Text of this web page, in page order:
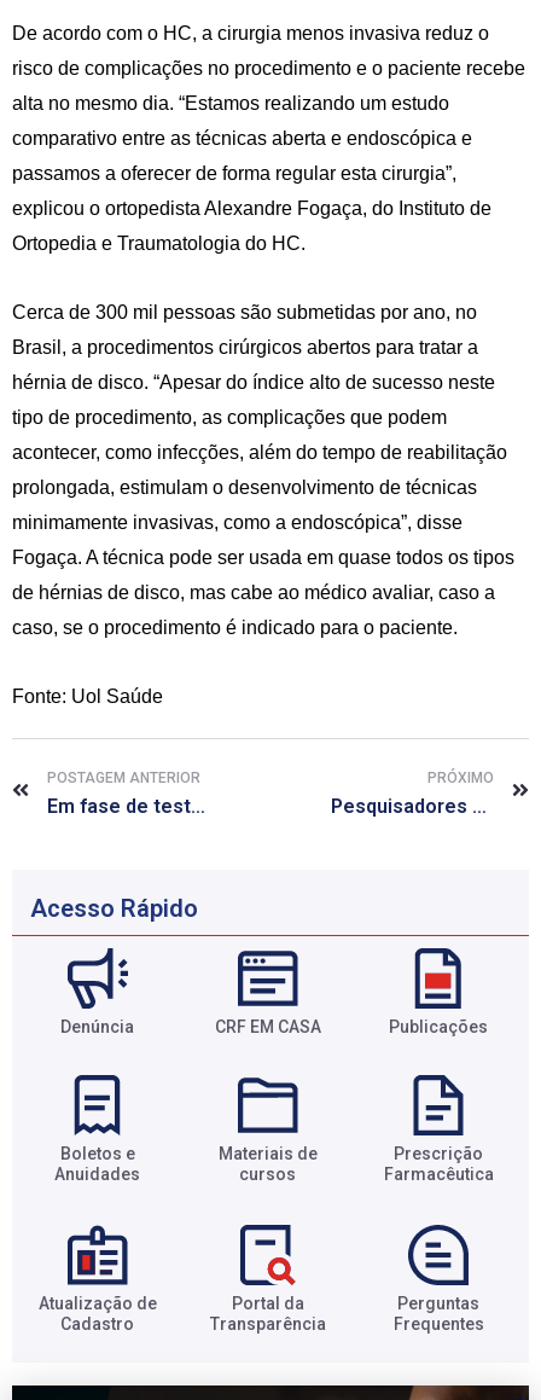
De acordo com o HC, a cirurgia menos invasiva reduz o
risco de complicações no procedimento e o paciente recebe
alta no mesmo dia. “Estamos realizando um estudo
comparativo entre as técnicas aberta e endoscópica e
passamos a oferecer de forma regular esta cirurgia”,
explicou o ortopedista Alexandre Fogaça, do Instituto de
Ortopedia e Traumatologia do HC.
Cerca de 300 mil pessoas são submetidas por ano, no
Brasil, a procedimentos cirúrgicos abertos para tratar a
hérnia de disco. “Apesar do índice alto de sucesso neste
tipo de procedimento, as complicações que podem
acontecer, como infecções, além do tempo de reabilitação
prolongada, estimulam o desenvolvimento de técnicas
minimamente invasivas, como a endoscópica”, disse
Fogaça. A técnica pode ser usada em quase todos os tipos
de hérnias de disco, mas cabe ao médico avaliar, caso a
caso, se o procedimento é indicado para o paciente.
Fonte: Uol Saúde
POSTAGEM ANTERIOR
Em fase de testes, vacina da UFMG contra a dengue tem resposta positiva
PRÓXIMO
Pesquisadores da USP usam corrente elétrica para tratar depressão
Acesso Rápido
Denúncia CRF EM CASA Publicações
Boletos e
Anuidades​
Materiais de
cursos​
Prescrição
Farmacêutica​
Atualização de
Cadastro​
Portal da
Transparência​
Perguntas
Frequentes​